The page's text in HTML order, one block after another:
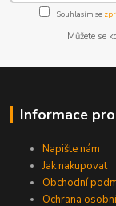
Souhlasím se
Můžete se
Informace
Napište nám
Jak nakupovat
Obchodní
Ochrana